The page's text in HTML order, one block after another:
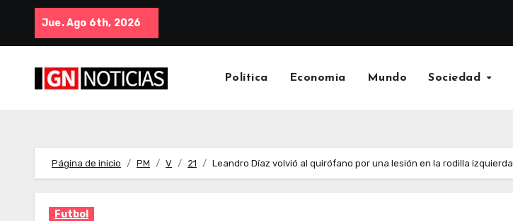
Jue. Ago 6th, 2026
Política Economia Mundo Sociedad
Página de inicio PM V 21 Leandro Díaz volvió al quirófano por una lesión en la rodilla izquierda
Futbol